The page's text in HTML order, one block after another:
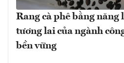
Rang cà phê bằng
tương lai của ngành
bền vững